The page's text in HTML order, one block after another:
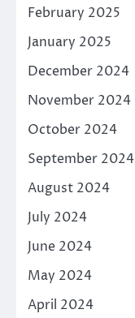
February 2025
January 2025
December 2024
November 2024
October 2024
September 2024
August 2024
July 2024
June 2024
May 2024
April 2024